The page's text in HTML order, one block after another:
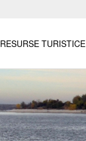
RESURSE TURISTICE